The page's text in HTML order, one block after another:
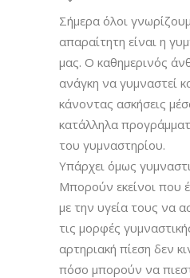
Σήμερα όλοι
απαραίτητη είναι η
μας. Ο καθημερινός
ανάγκη να γυμναστεί
κάνοντας ασκήσεις
κατάλληλα
του γυμναστηρίου.
Υπάρχει όμως
Μπορούν εκείνοι που
με την υγεία τους να
τις μορφές
αρτηριακή πίεση δεν
πόσο μπορούν να